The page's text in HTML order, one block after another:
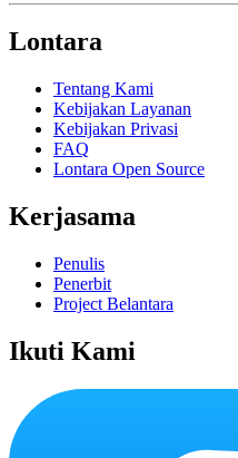
Lontara
Tentang Kami
Kebijakan Layanan
Kebijakan Privasi
FAQ
Lontara Open Source
Kerjasama
Penulis
Penerbit
Project Belantara
Ikuti Kami